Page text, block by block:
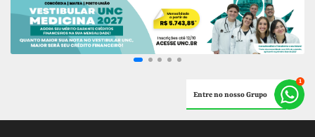
Entre no nosso Grupo